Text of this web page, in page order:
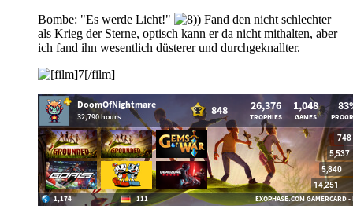
Bombe: "Es werde Licht!"
Fand den nicht schlechter
als Krieg der Sterne, optisch kann er da nicht mithalten, aber
ich fand ihn wesentlich düsterer und durchgeknallter.